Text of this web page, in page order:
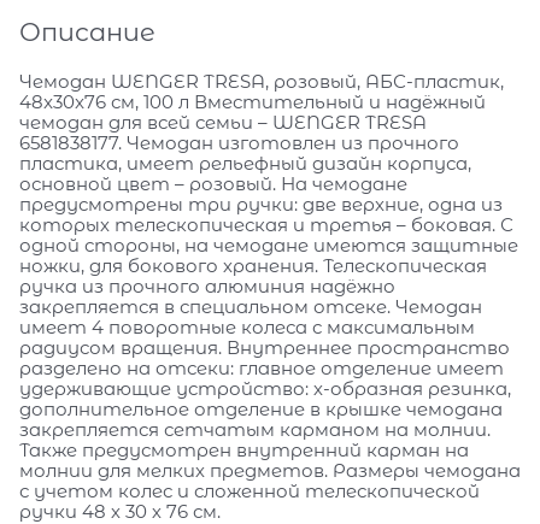
Описание
Чемодан WENGER TRESA, розовый, АБС-пластик,
48x30x76 см, 100 л Вместительный и надёжный
чемодан для всей семьи – WENGER TRESA
6581838177. Чемодан изготовлен из прочного
пластика, имеет рельефный дизайн корпуса,
основной цвет – розовый. На чемодане
предусмотрены три ручки: две верхние, одна из
которых телескопическая и третья – боковая. С
одной стороны, на чемодане имеются защитные
ножки, для бокового хранения. Телескопическая
ручка из прочного алюминия надёжно
закрепляется в специальном отсеке. Чемодан
имеет 4 поворотные колеса с максимальным
радиусом вращения. Внутреннее пространство
разделено на отсеки: главное отделение имеет
удерживающие устройство: х-образная резинка,
дополнительное отделение в крышке чемодана
закрепляется сетчатым карманом на молнии.
Также предусмотрен внутренний карман на
молнии для мелких предметов. Размеры чемодана
с учетом колес и сложенной телескопической
ручки 48 х 30 х 76 см.